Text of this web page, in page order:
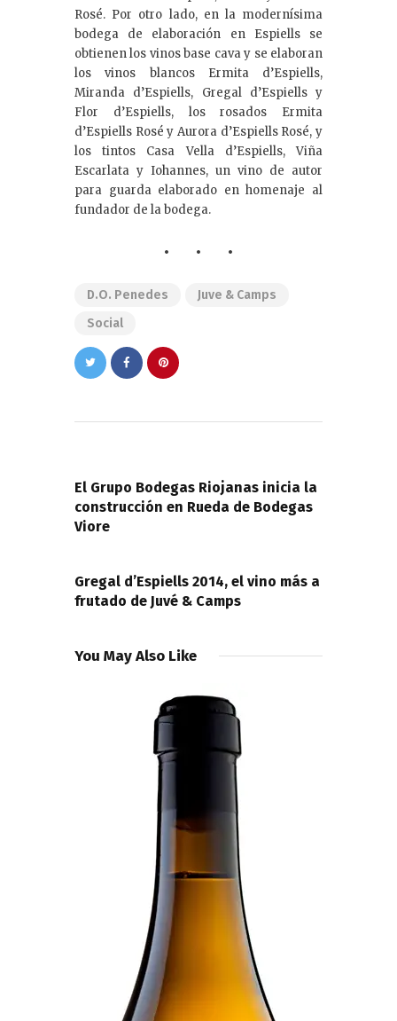
Rosé. Por otro lado, en la modernísima
bodega de elaboración en Espiells se
obtienen los vinos base cava y se elaboran
los vinos blancos Ermita d’Espiells,
Miranda d’Espiells, Gregal d’Espiells y
Flor d’Espiells, los rosados Ermita
d’Espiells Rosé y Aurora d’Espiells Rosé, y
los tintos Casa Vella d’Espiells, Viña
Escarlata y Iohannes, un vino de autor
para guarda elaborado en homenaje al
fundador de la bodega.
D.O. Penedes
Juve & Camps
Social
entradas
El Grupo Bodegas Riojanas inicia la
construcción en Rueda de Bodegas
Viore
Gregal d’Espiells 2014, el vino más a
frutado de Juvé & Camps
You May Also Like